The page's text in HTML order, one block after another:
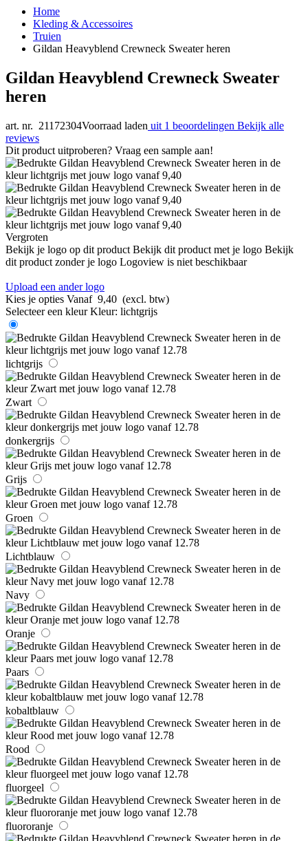
Home
Kleding & Accessoires
Truien
Gildan Heavyblend Crewneck Sweater heren
Gildan Heavyblend Crewneck Sweater
heren
art. nr. 21172304Voorraad laden uit 1 beoordelingen Bekijk alle
reviews
Dit product uitproberen? Vraag een sample aan!
Vergroten
Bekijk je logo op dit product Bekijk dit product met je logo Bekijk
dit product zonder je logo Logoview is niet beschikbaar
Upload een ander logo
Kies je opties Vanaf 9,40 (excl. btw)
Selecteer een kleur Kleur: lichtgrijs
lichtgrijs
Zwart
donkergrijs
Grijs
Groen
Lichtblauw
Navy
Oranje
Paars
kobaltblauw
Rood
fluorgeel
fluororanje